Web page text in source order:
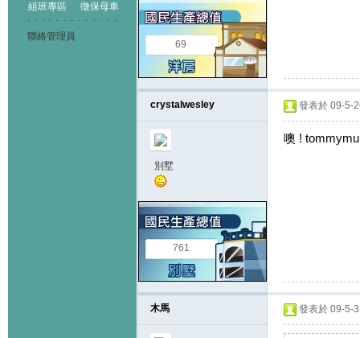
組班專區
徵保母車
聯絡管理員
69
crystalwesley
別墅
761
發表於 09-5-
噢 !
木馬 發表於 09-5-